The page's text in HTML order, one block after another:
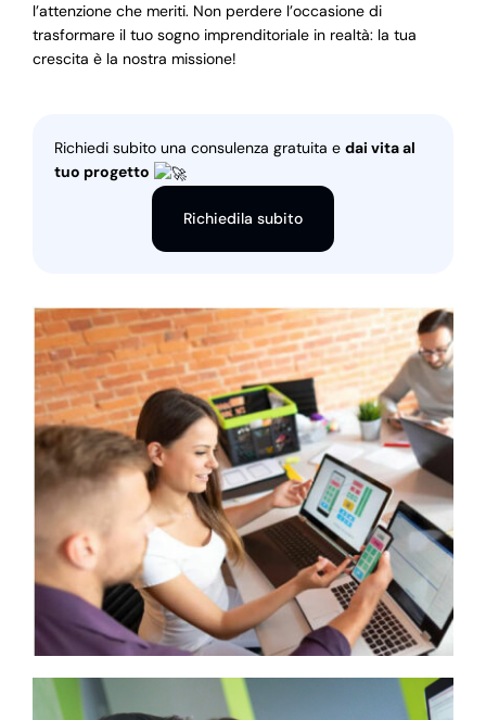
l’attenzione che meriti. Non perdere l’occasione di
trasformare il tuo sogno imprenditoriale in realtà: la tua
crescita è la nostra missione!
Richiedi subito una consulenza gratuita e dai vita al
tuo progetto
Richiedila subito